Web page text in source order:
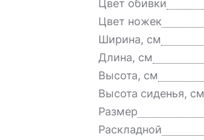
Цвет обивки
Цвет ножек
Ширина, см
Длина, см
Высота, см
Высота сиденья, см
Размер
Раскладной